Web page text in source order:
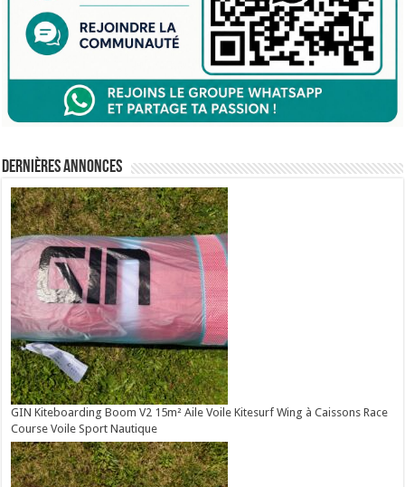
Dernières annonces
GIN Kiteboarding Boom V2 15m² Aile Voile Kitesurf Wing à Caissons Race
Course Voile Sport Nautique